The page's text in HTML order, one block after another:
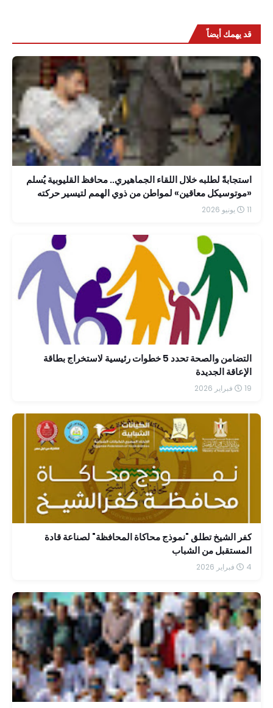
قد يهمك أيضاً
استجابةً لطلبه خلال اللقاء الجماهيري.. محافظ القليوبية يُسلم
«موتوسيكل معاقين» لمواطن من ذوي الهمم لتيسير حركته
وتنقله
11 يونيو 2026
التضامن والصحة تحدد 5 خطوات رئيسية لاستخراج بطاقة
الإعاقة الجديدة
19 فبراير 2026
كفر الشيخ تطلق "نموذج محاكاة المحافظة" لصناعة قادة
المستقبل من الشباب
4 فبراير 2026